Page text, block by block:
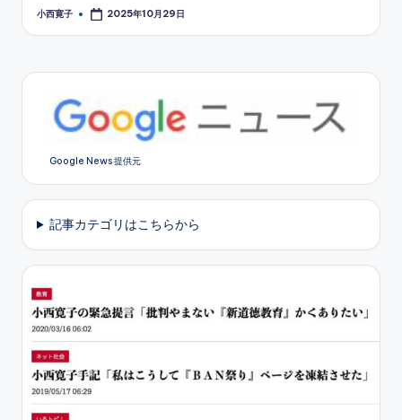
Posted
小西寛子 2025年10月29日
Google News 提供元
記事カテゴリはこちらから